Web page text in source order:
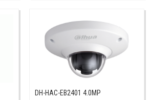
DH-HAC-EB2401 4.0MP